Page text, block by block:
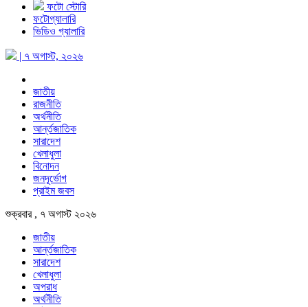
ফটো স্টোরি
ফটোগ্যালারি
ভিডিও গ্যালারি
| ৭ অগাস্ট, ২০২৬
জাতীয়
রাজনীতি
অর্থনীতি
আর্ন্তজাতিক
সারাদেশ
খেলাধুলা
বিনোদন
জনদূর্ভোগ
প্রাইম জবস
শুক্রবার , ৭ অগাস্ট ২০২৬
জাতীয়
আর্ন্তজাতিক
সারাদেশ
খেলাধুলা
অপরাধ
অর্থনীতি